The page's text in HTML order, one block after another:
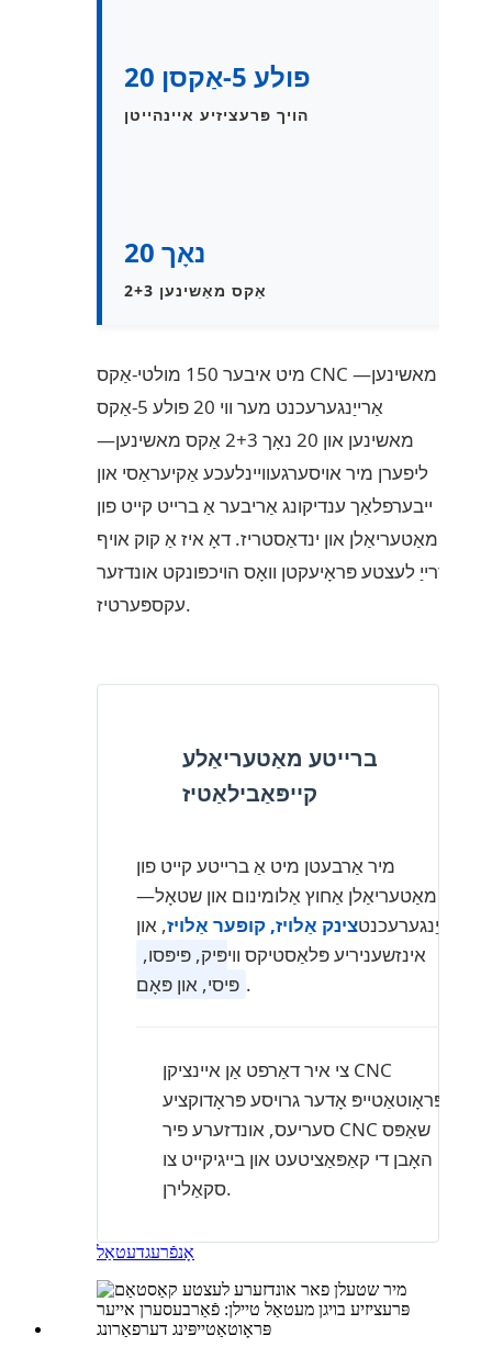
20 פולע 5-אַקסן
הויך פּרעציזיע איינהייטן
20 נאָך
2+3 אַקס מאַשינען
מיט איבער 150 מולטי-אַקס CNC מאשינען—
אַרייַנגערעכנט מער ווי 20 פולע 5-אַקס
מאשינען און 20 נאָך 2+3 אַקס מאשינען—
ליפערן מיר אויסערגעוויינלעכע אַקיעראַסי און
ייבערפלאַך ענדיקונג אַריבער אַ ברייט קייט פון
מאַטעריאַלן און ינדאַסטריז. דאָ איז אַ קוק אויף
דרייַ לעצטע פּראָיעקטן וואָס הויכפּונקט אונדזער
עקספּערטיז.
ברייטע מאַטעריאַלע
קייפּאַבילאַטיז
מיר אַרבעטן מיט אַ ברייטע קייט פון
מאַטעריאַלן אַחוץ אַלומינום און שטאָל—
אַרייַנגערעכנטצינק אַלויז, קופּער אַלויז, און
אינזשעניריע פּלאַסטיקס וויפּיק, פּיפּסו,
פּיסי, און פּאָם .
צי איר דאַרפט אַן איינציקן CNC
פּראָוטאַטייפּ אָדער גרויסע פּראָדוקציע
סעריעס, אונדזערע פיר CNC שאַפּס
האָבן די קאַפּאַציטעט און בייגיקייט צו
סקאַלירן.
אָנפֿרעגדעטאַל